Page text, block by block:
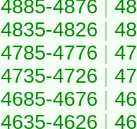
4885-4876 |
4835-4826 |
4785-4776 |
4735-4726 |
4685-4676 |
4635-4626 |